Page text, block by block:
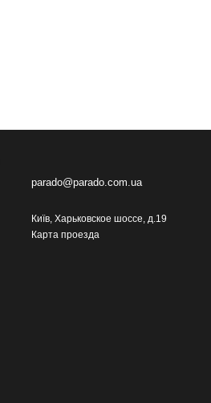
parado@parado.com.ua
Київ, Харьковское шоссе, д.19
Карта проезда